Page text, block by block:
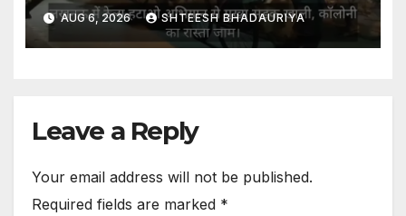
AUG 6, 2026 SHTEESH BHADAURIYA
Leave a Reply
Your email address will not be published.
Required fields are marked *